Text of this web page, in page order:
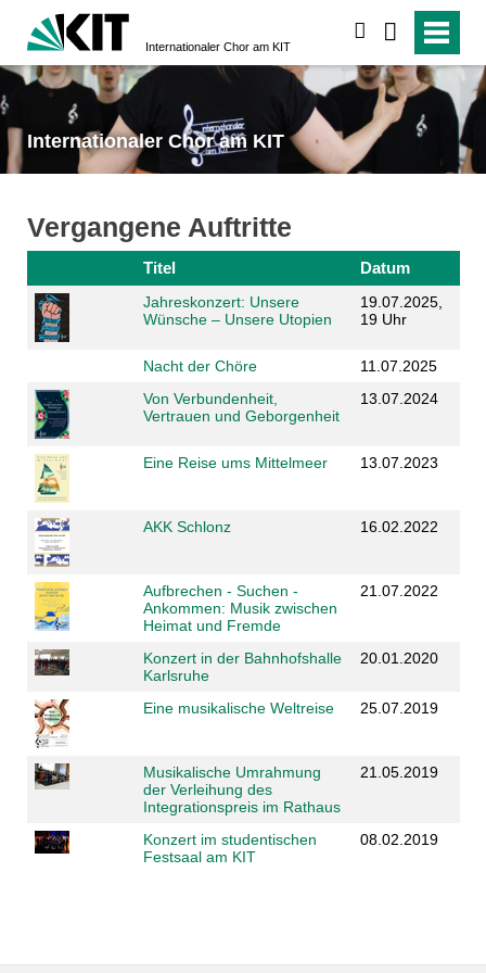
Internationaler Chor am KIT
Internationaler Chor am KIT
Vergangene Auftritte
Titel Datum
Jahreskonzert: Unsere
Wünsche – Unsere Utopien
19.07.2025,
19 Uhr
Nacht der Chöre
11.07.2025
Von Verbundenheit,
Vertrauen und Geborgenheit
13.07.2024
Eine Reise ums Mittelmeer 13.07.2023
AKK Schlonz 16.02.2022
Aufbrechen - Suchen -
Ankommen: Musik zwischen
Heimat und Fremde
21.07.2022
Konzert in der Bahnhofshalle
Karlsruhe
20.01.2020
Eine musikalische Weltreise 25.07.2019
Musikalische Umrahmung
der Verleihung des
Integrationspreis im Rathaus
21.05.2019
Konzert im studentischen
Festsaal am KIT
08.02.2019